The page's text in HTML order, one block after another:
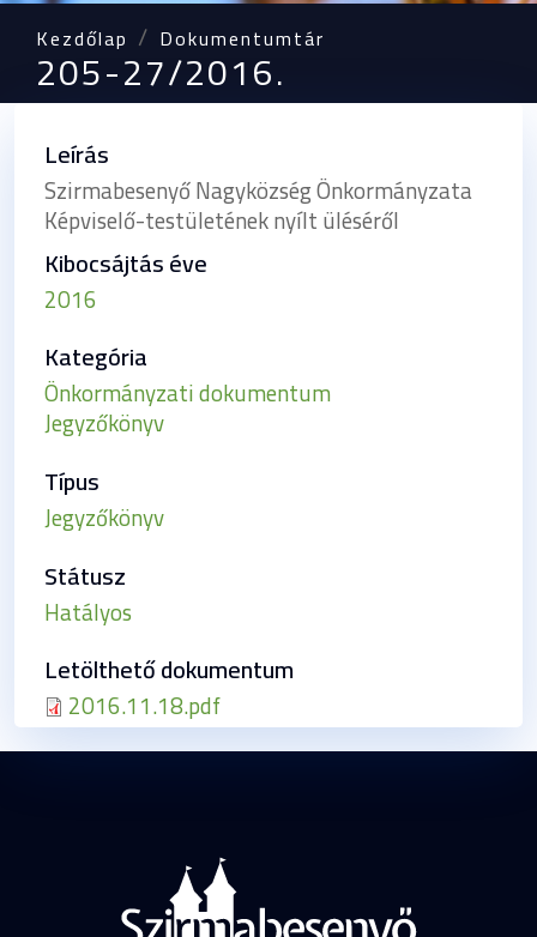
Kezdőlap Dokumentumtár
205-27/2016.
Leírás
Szirmabesenyő Nagyközség Önkormányzata
Képviselő-testületének nyílt üléséről
Kibocsájtás éve
2016
Kategória
Önkormányzati dokumentum
Jegyzőkönyv
Típus
Jegyzőkönyv
Státusz
Hatályos
Letölthető dokumentum
2016.11.18.pdf